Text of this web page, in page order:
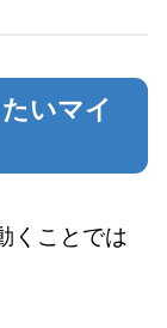
いマイ
くことでは